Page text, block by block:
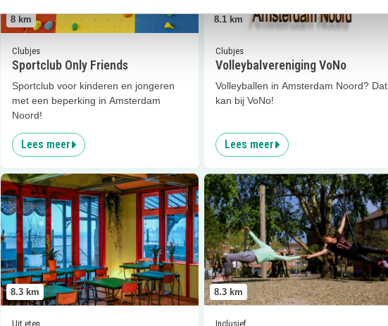
8 km
Clubjes
Sportclub Only Friends
Sportclub voor kinderen en jongeren
met een beperking in Amsterdam
Noord!
Lees meer
8.1 km
Clubjes
Volleybalvereniging VoNo
Volleyballen in Amsterdam Noord? Dat
kan bij VoNo!
Lees meer
8.3 km
Uit eten
Lees meer Haas &amp; Popi
8.3 km
Inclusief
Lees meer Speeltuin de Sterspelers
Ja, ik wil winnen!